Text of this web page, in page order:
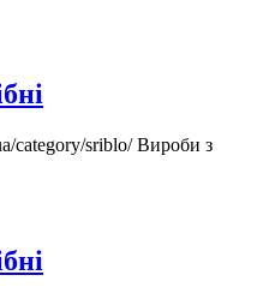
category/sriblo/Вироби з